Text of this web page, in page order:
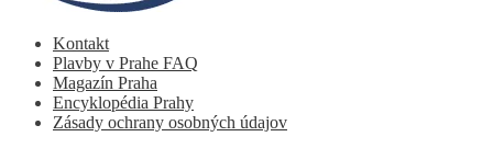
Kontakt
Plavby v Prahe FAQ
Magazín Praha
Encyklopédia Prahy
Zásady ochrany osobných údajov